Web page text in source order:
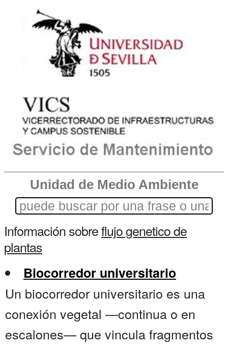
Unidad de Medio Ambiente
Información sobreflujo genetico de
plantas
Biocorredor universitario
Un biocorredor universitario es una
conexión vegetal —continua o en
escalones— que vincula fragmentos